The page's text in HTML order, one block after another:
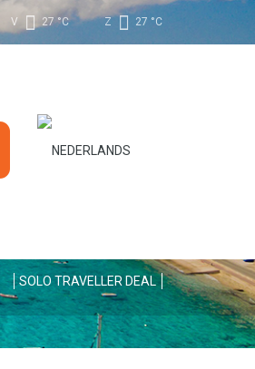
V 27 °C Z 27 °C
SOLO TRAVELLER DEAL